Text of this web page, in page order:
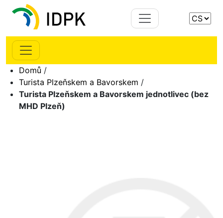
Domů /
Turista Plzeňskem a Bavorskem /
Turista Plzeňskem a Bavorskem jednotlivec (bez
MHD Plzeň)